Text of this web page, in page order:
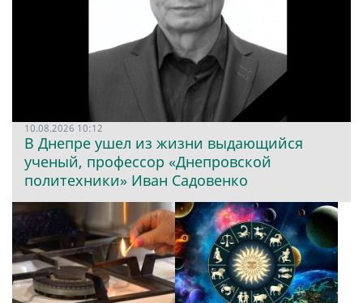
10.08.2026 10:12
В Днепре ушел из жизни выдающийся
ученый, профессор «Днепровской
политехники» Иван Садовенко